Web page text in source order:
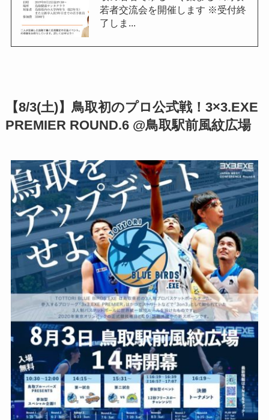
若者交流会を開催します ※受付終
了しま...
【8/3(土)】 鳥取初のプロ公式戦！3×3.EXE
PREMIER ROUND.6 @鳥取駅前風紋広場